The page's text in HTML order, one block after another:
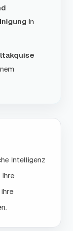
in
Intelligenz
ihre